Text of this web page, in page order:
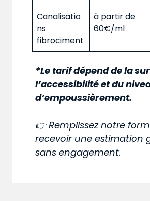
Canalisatio
ns
fibrociment
à partir de
60€/ml
*Le tarif dépend de la
l’accessibilité et du
d’empoussièrement.
👉 Remplissez notre
recevoir une estimation
sans engagement.